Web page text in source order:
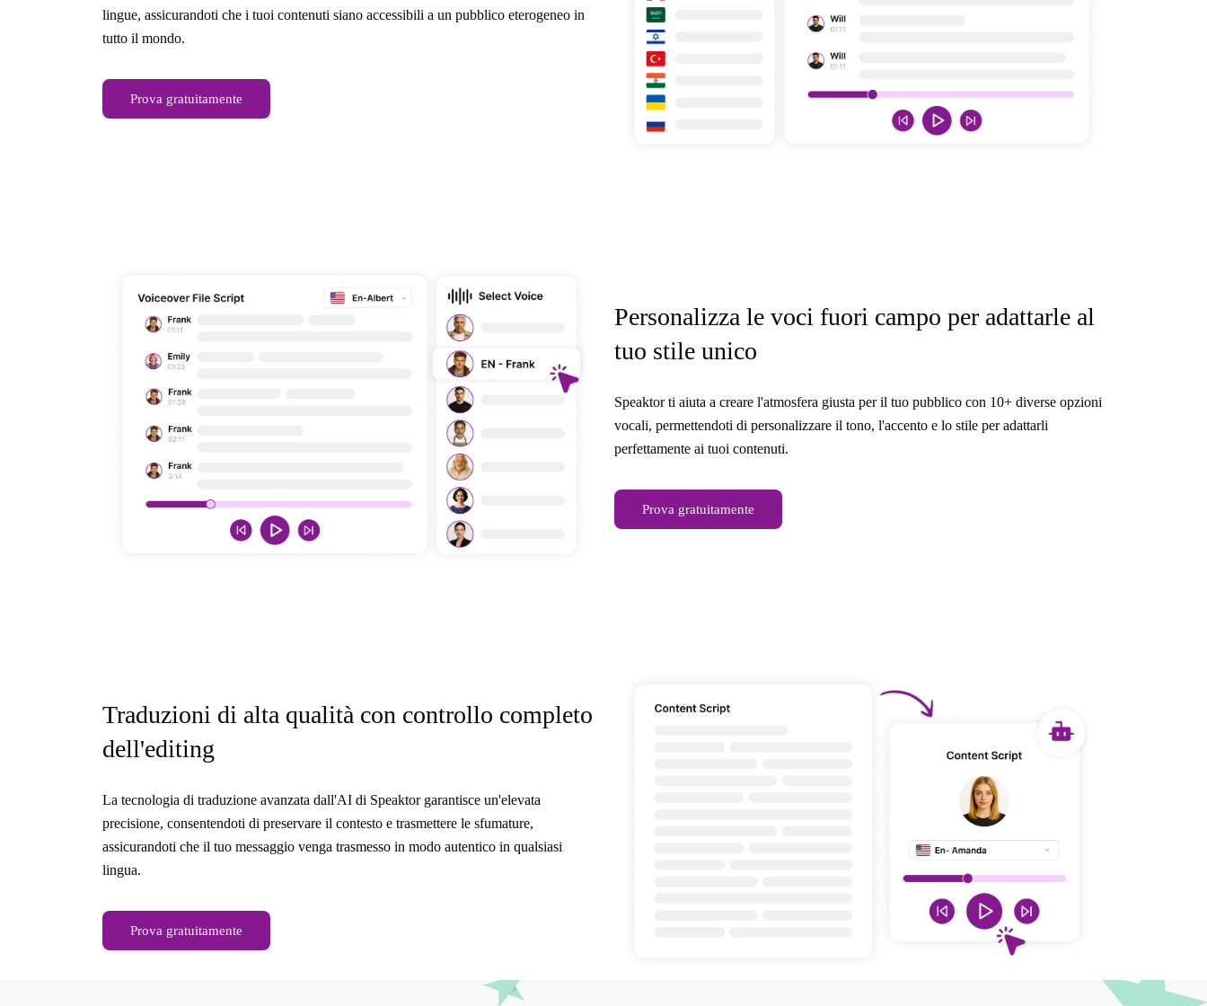
lingue, assicurandoti che i tuoi contenuti siano accessibili a un pubblico eterogeneo in
tutto il mondo.
Prova gratuitamente
Personalizza le voci fuori campo per adattarle al
tuo stile unico
Speaktor ti aiuta a creare l'atmosfera giusta per il tuo pubblico con 10+ diverse opzioni
vocali, permettendoti di personalizzare il tono, l'accento e lo stile per adattarli
perfettamente ai tuoi contenuti.
Prova gratuitamente
Traduzioni di alta qualità con controllo completo
dell'editing
La tecnologia di traduzione avanzata dall'AI di Speaktor garantisce un'elevata
precisione, consentendoti di preservare il contesto e trasmettere le sfumature,
assicurandoti che il tuo messaggio venga trasmesso in modo autentico in qualsiasi
lingua.
Prova gratuitamente